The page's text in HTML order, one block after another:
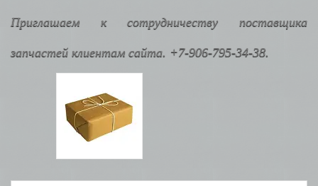
Приглашаем к сотрудничеству поставщика
запчастей клиентам сайта. +7-906-795-34-38.